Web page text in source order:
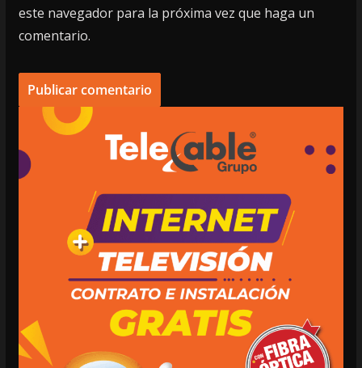
este navegador para la próxima vez que haga un
comentario.